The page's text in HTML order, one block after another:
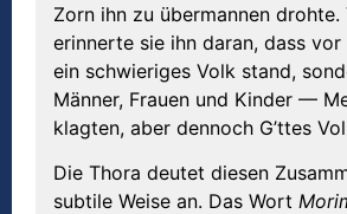
Zorn ihn zu übermannen drohte.
erinnerte sie ihn daran, dass
ein schwieriges Volk stand,
Männer, Frauen und Kinder —
klagten, aber dennoch G’ttes
Die Thora deutet diesen
subtile Weise an. Das Wort